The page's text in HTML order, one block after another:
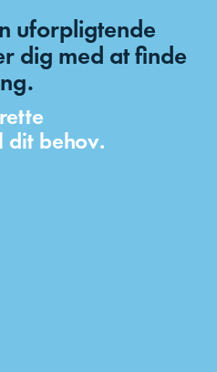
uforpligtende
dig med at finde
dit behov.